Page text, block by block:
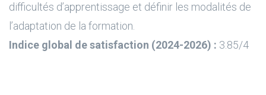
difficultés d’apprentissage et définir les modalités de
l’adaptation de la formation.
Indice global de satisfaction (2024-2026) : 3.85/4